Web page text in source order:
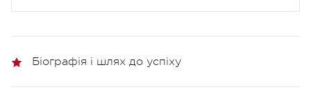
Біографія і шлях до успіху